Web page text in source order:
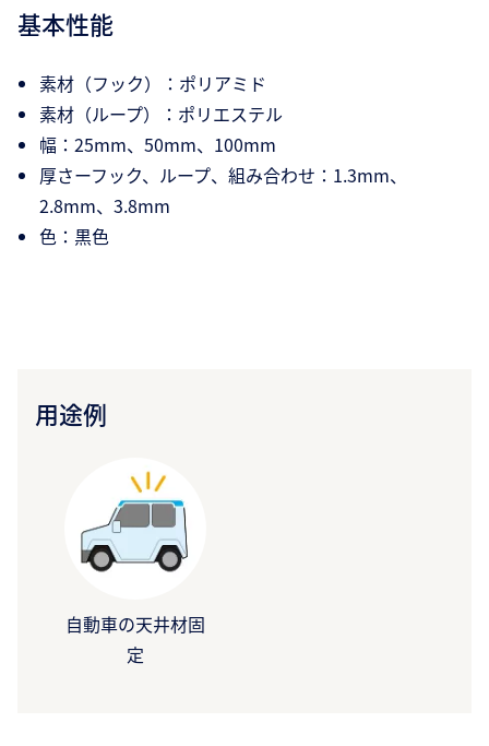
基本性能
素材（フック）：ポリアミド
素材（ループ）：ポリエステル
幅：25mm、50mm、100mm
厚さーフック、ループ、組み合わせ：1.3mm、
2.8mm、3.8mm
色：黒色
用途例
自動車の天井材固
定